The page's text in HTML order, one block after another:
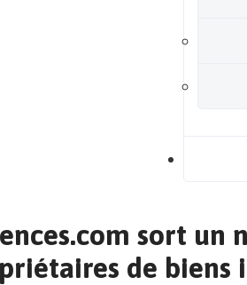
sort un
de biens